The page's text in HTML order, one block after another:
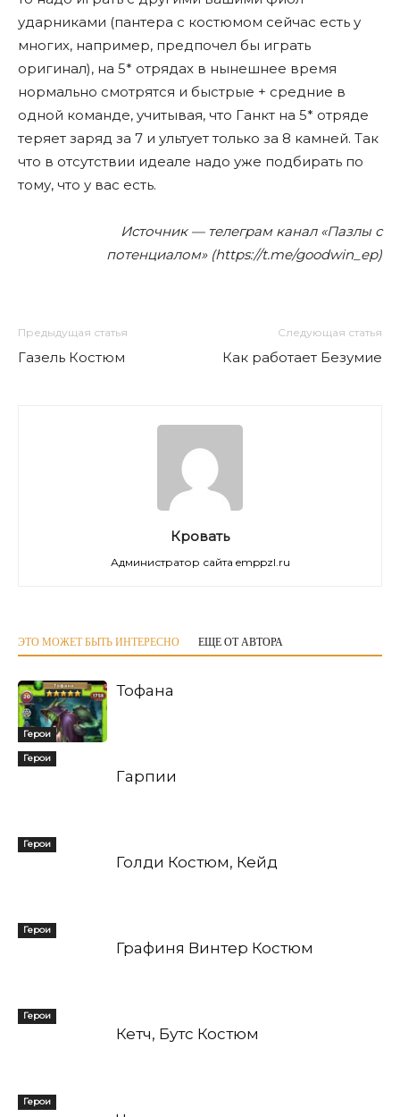
ударниками (пантера с костюмом сейчас есть у
многих, например, предпочел бы играть
оригинал), на 5* отрядах в нынешнее время
нормально смотрятся и быстрые + средние в
одной команде, учитывая, что Ганкт на 5* отряде
теряет заряд за 7 и ультует только за 8 камней. Так
что в отсутствии идеале надо уже подбирать по
тому, что у вас есть.
Источник — телеграм канал «Пазлы с
потенциалом» (https://t.me/goodwin_ep)
Предыдущая статья
Газель Костюм
Следующая статья
Как работает Безумие
Кровать
Администратор сайта emppzl.ru
ЭТО МОЖЕТ БЫТЬ ИНТЕРЕСНО ЕЩЕ ОТ АВТОРА
Герои
Тофана
Герои
Гарпии
Герои
Голди Костюм, Кейд
Герои
Графиня Винтер Костюм
Герои
Кетч, Бутс Костюм
Герои